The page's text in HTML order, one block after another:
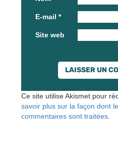
E-mail *
Site web
Ce site utilise Akismet pour
savoir plus sur la façon dont
commentaires sont traitées